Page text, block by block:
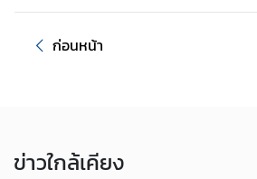
น
ก่อนหน้า
ข่าวใกล้เคียง